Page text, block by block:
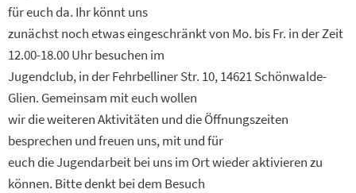
für euch da. Ihr könnt uns
zunächst noch etwas eingeschränkt von Mo. bis Fr. in der Zeit
12.00-18.00 Uhr besuchen im
Jugendclub, in der Fehrbelliner Str. 10, 14621 Schönwalde-
Glien. Gemeinsam mit euch wollen
wir die weiteren Aktivitäten und die Öffnungszeiten
besprechen und freuen uns, mit und für
euch die Jugendarbeit bei uns im Ort wieder aktivieren zu
können. Bitte denkt bei dem Besuch